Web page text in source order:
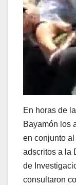
En horas de
Bayamón los
en conjunto
adscritos a la
de
consultaron